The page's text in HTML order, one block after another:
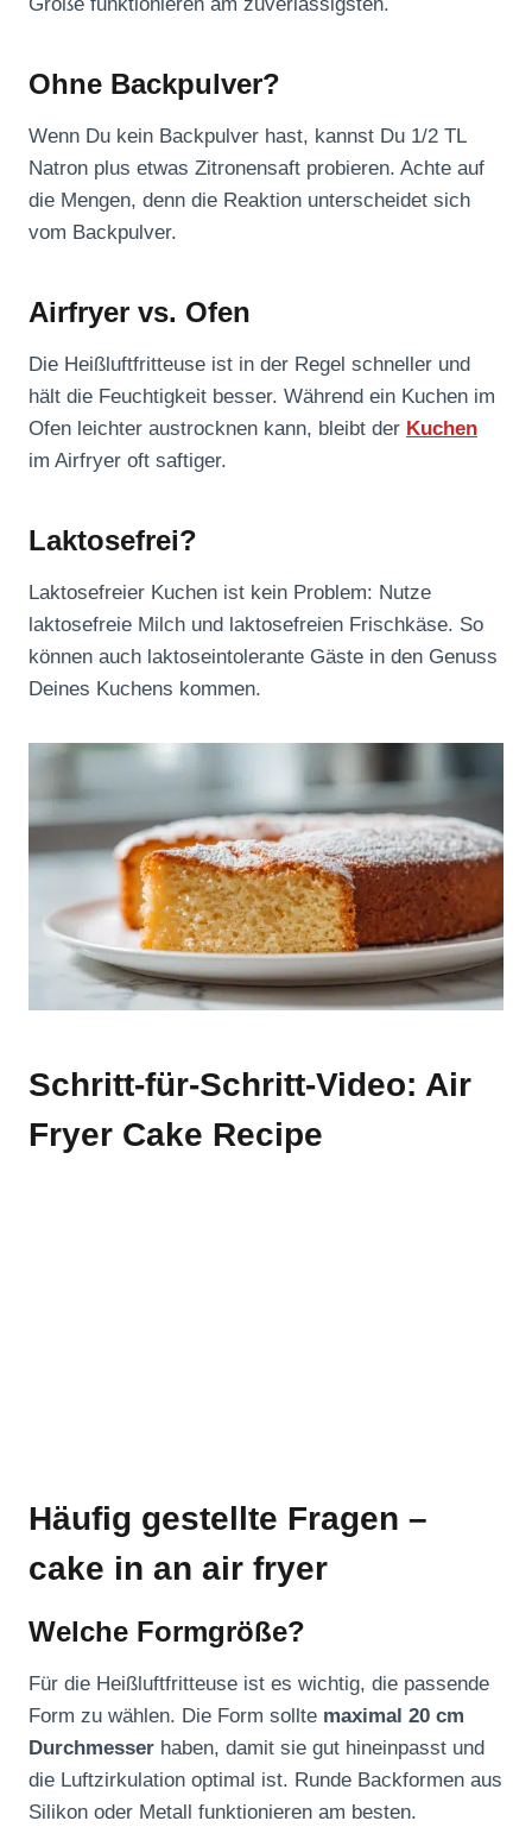
Ohne Backpulver?
Wenn Du kein Backpulver hast, kannst Du 1/2 TL
Natron plus etwas Zitronensaft probieren. Achte auf
die Mengen, denn die Reaktion unterscheidet sich
vom Backpulver.
Airfryer vs. Ofen
Die Heißluftfritteuse ist in der Regel schneller und
hält die Feuchtigkeit besser. Während ein Kuchen im
Ofen leichter austrocknen kann, bleibt der Kuchen
im Airfryer oft saftiger.
Laktosefrei?
Laktosefreier Kuchen ist kein Problem: Nutze
laktosefreie Milch und laktosefreien Frischkäse. So
können auch laktoseintolerante Gäste in den Genuss
Deines Kuchens kommen.
Schritt-für-Schritt-Video: Air
Fryer Cake Recipe
Häufig gestellte Fragen –
cake in an air fryer
Welche Formgröße?
Für die Heißluftfritteuse ist es wichtig, die passende
Form zu wählen. Die Form sollte maximal 20 cm
Durchmesser haben, damit sie gut hineinpasst und
die Luftzirkulation optimal ist. Runde Backformen aus
Silikon oder Metall funktionieren am besten.